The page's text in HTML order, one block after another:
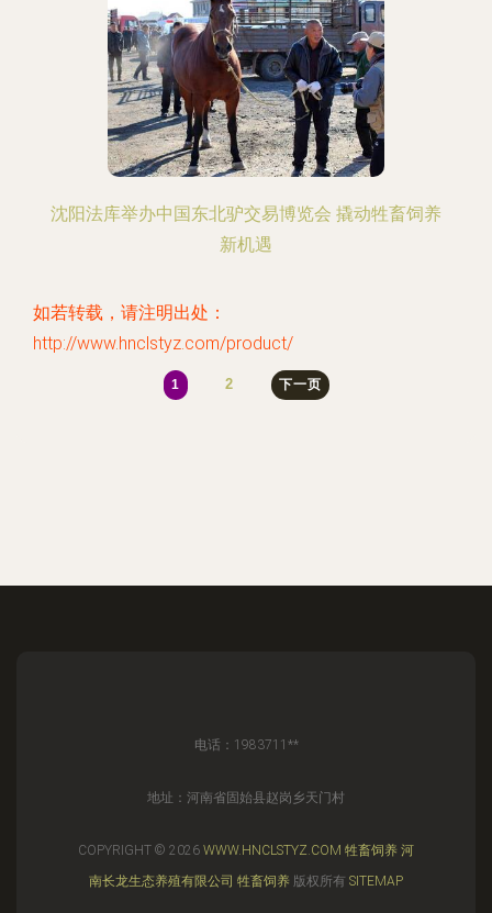
沈阳法库举办中国东北驴交易博览会 撬动牲畜饲养
新机遇
如若转载，请注明出处：
http://www.hnclstyz.com/product/
1 2 下一页
电话：1983711**
地址：河南省固始县赵岗乡天门村
COPYRIGHT © 2026 WWW.HNCLSTYZ.COM 牲畜饲养 河
南长龙生态养殖有限公司 牲畜饲养 版权所有 SITEMAP